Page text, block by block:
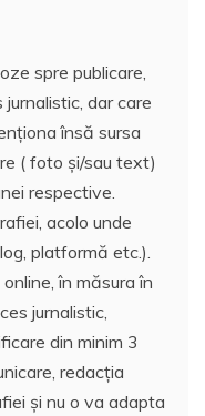
spre publicare,
dar care
însă sursa
( foto și/sau text)
respective.
acolo unde
platformă etc.).
în măsura în
jurnalistic,
din minim 3
redacția
și nu o va adapta